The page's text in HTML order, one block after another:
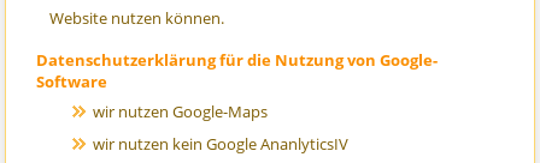
Website nutzen können.
Datenschutzerklärung für die Nutzung von Google-
Software
wir nutzen Google-Maps
wir nutzen kein Google AnanlyticsIV